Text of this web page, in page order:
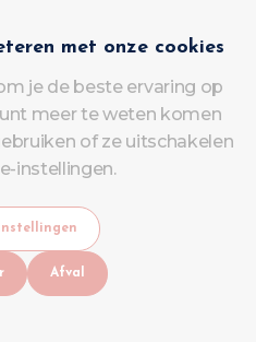
met onze cookies
je de beste ervaring op
meer te weten komen
of ze uitschakelen
instellingen.
Afval